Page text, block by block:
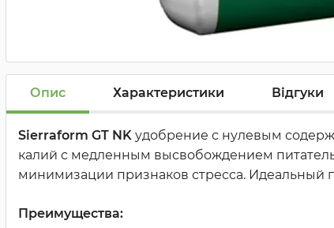
Опис Характеристики Відгуки
Sierraform GT NK удобрение с нулевым
калий с медленным высвобождением
минимизации признаков стресса. Идеальный
Преимущества: